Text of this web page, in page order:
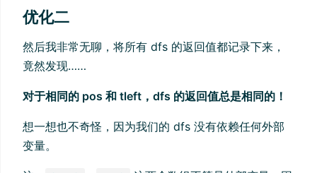
优化二
然后我非常无聊，将所有 dfs 的返回值都记录下来，
竟然发现……
对于相同的 pos 和 tleft，dfs 的返回值总是相同的！
想一想也不奇怪，因为我们的 dfs 没有依赖任何外部
变量。